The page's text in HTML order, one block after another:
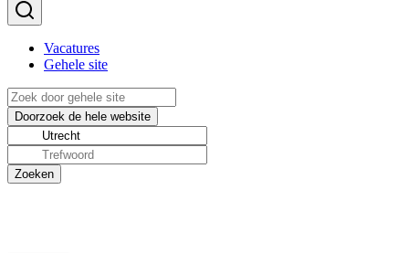
Vacatures
Gehele site